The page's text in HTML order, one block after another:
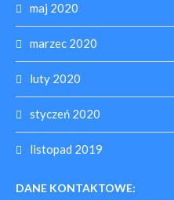
maj 2020
marzec 2020
luty 2020
styczeń 2020
listopad 2019
DANE KONTAKTOWE: